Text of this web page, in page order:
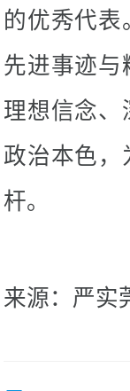
的优秀代
先进事迹与
理想信念、
政治本色，
杆。
来源：严实